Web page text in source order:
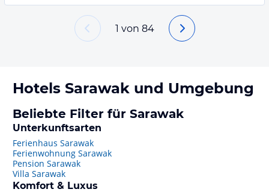
1 von 84
Hotels Sarawak und Umgebung
Beliebte Filter für Sarawak
Unterkunftsarten
Ferienhaus Sarawak
Ferienwohnung Sarawak
Pension Sarawak
Villa Sarawak
Komfort & Luxus